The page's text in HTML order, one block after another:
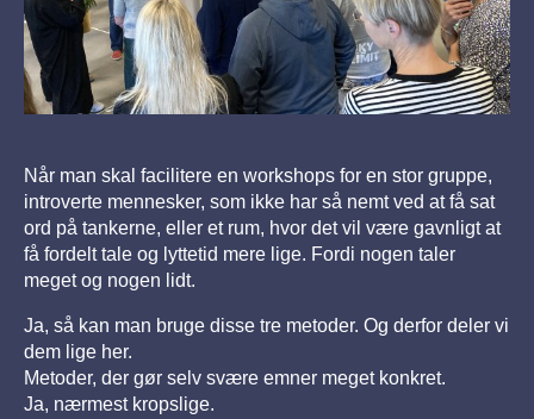
Når man skal facilitere en workshops for en stor gruppe,
introverte mennesker, som ikke har så nemt ved at få sat
ord på tankerne, eller et rum, hvor det vil være gavnligt at
få fordelt tale og lyttetid mere lige. Fordi nogen taler
meget og nogen lidt.
Ja, så kan man bruge disse tre metoder. Og derfor deler vi
dem lige her.
Metoder, der gør selv svære emner meget konkret.
Ja, nærmest kropslige.